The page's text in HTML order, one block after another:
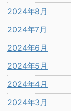
2024年8月
2024年7月
2024年6月
2024年5月
2024年4月
2024年3月